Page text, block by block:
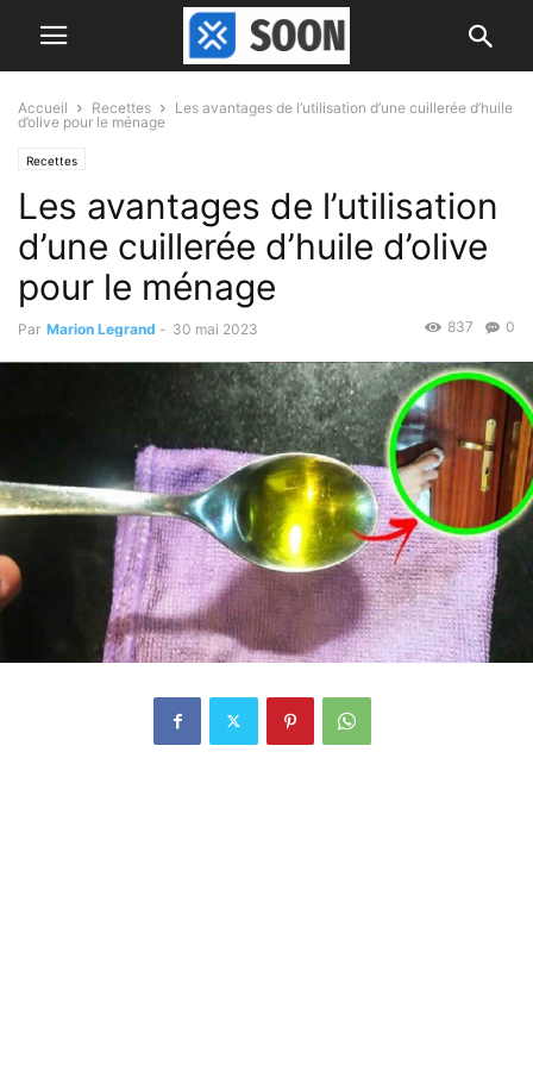
Accueil Recettes
Les avantages de l’utilisation d’une cuillerée d’huile
d’olive pour le ménage
Recettes
Les avantages de l’utilisation
d’une cuillerée d’huile d’olive
pour le ménage
Par Marion Legrand - 30 mai 2023 0
837